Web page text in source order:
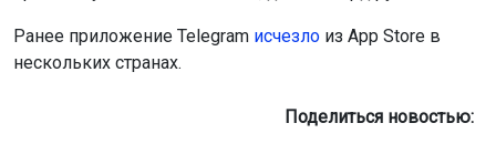
Ранее приложение Telegram исчезло из App Store в
нескольких странах.
Поделиться новостью: